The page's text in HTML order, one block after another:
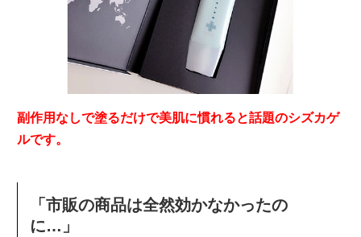
副作用なしで塗るだけで美肌に慣れると話題のシズカゲ
ルです。
「市販の商品は全然効かなかったの
に…」